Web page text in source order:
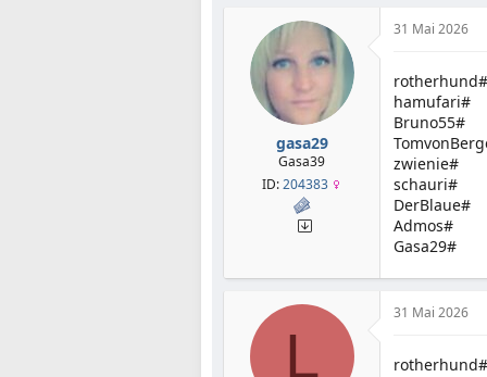
gasa29
Gasa39
ID:204383
31 Mai 2026
rotherhund#
hamufari#
Bruno55#
zwienie#
schauri#
DerBlaue#
Admos#
Gasa29#
L
31 Mai 2026
rotherhund#